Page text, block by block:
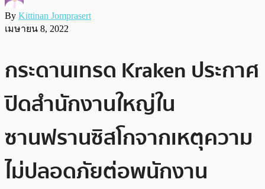
By Kittinan Jomprasert
เมษายน 8, 2022
กระดานเทรด Kraken ประกาศ
ปิดสำนักงานใหญ่ใน
ซานฟรานซิสโกจากเหตุความ
ไม่ปลอดภัยต่อพนักงาน